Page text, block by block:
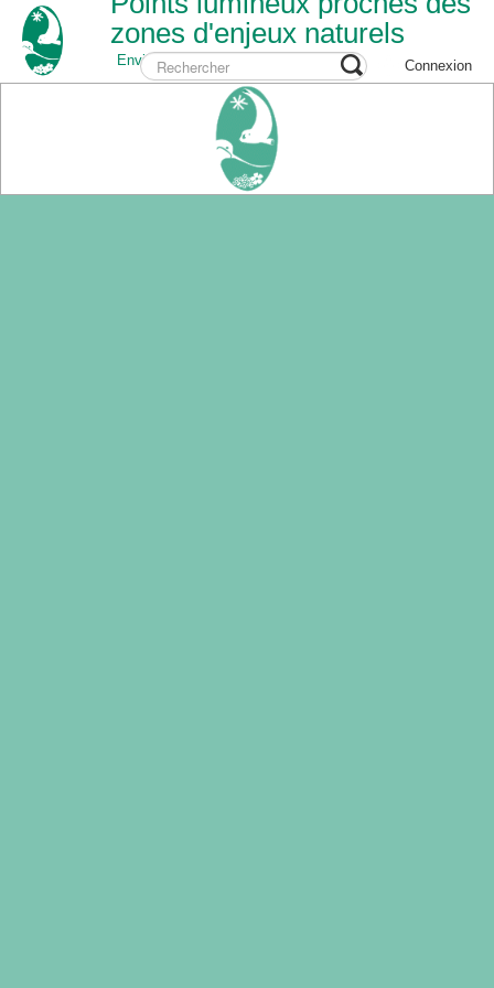
zones d'enjeux naturels
Environnement Connexion